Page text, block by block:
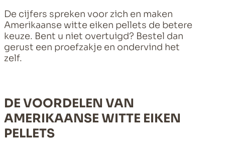
De cijfers spreken voor zich en maken
Amerikaanse witte eiken pellets de betere
keuze. Bent u niet overtuigd? Bestel dan
gerust een proefzakje en ondervind het
zelf.
DE VOORDELEN VAN
AMERIKAANSE WITTE EIKEN
PELLETS